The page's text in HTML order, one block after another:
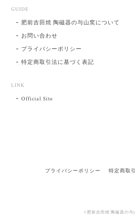
GUIDE
肥前吉田焼 陶磁器の与山窯について
お問い合わせ
プライバシーポリシー
特定商取引法に基づく表記
LINK
Official Site
プライバシーポリシー 特定商取
©肥前吉田焼 陶磁器の与